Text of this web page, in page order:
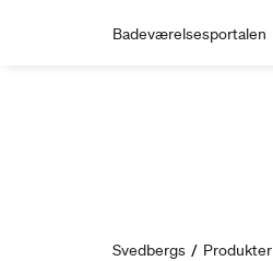
Badeværelsesportalen
Svedbergs / Produkter